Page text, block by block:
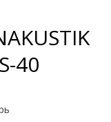
40